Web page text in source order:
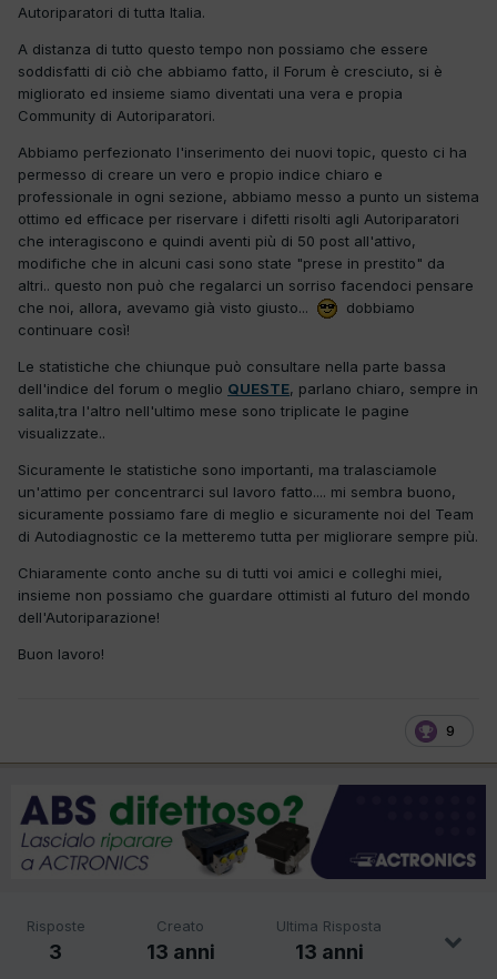
Autoriparatori di tutta Italia.
A distanza di tutto questo tempo non possiamo che essere
soddisfatti di ciò che abbiamo fatto, il Forum è cresciuto, si è
migliorato ed insieme siamo diventati una vera e propia
Community di Autoriparatori.
Abbiamo perfezionato l'inserimento dei nuovi topic, questo ci ha
permesso di creare un vero e propio indice chiaro e
professionale in ogni sezione, abbiamo messo a punto un sistema
ottimo ed efficace per riservare i difetti risolti agli Autoriparatori
che interagiscono e quindi aventi più di 50 post all'attivo,
modifiche che in alcuni casi sono state "prese in prestito" da
altri.. questo non può che regalarci un sorriso facendoci pensare
che noi, allora, avevamo già visto giusto...
dobbiamo
continuare così!
Le statistiche che chiunque può consultare nella parte bassa
dell'indice del forum o meglio QUESTE, parlano chiaro, sempre in
salita,tra l'altro nell'ultimo mese sono triplicate le pagine
visualizzate..
Sicuramente le statistiche sono importanti, ma tralasciamole
un'attimo per concentrarci sul lavoro fatto.... mi sembra buono,
sicuramente possiamo fare di meglio e sicuramente noi del Team
di Autodiagnostic ce la metteremo tutta per migliorare sempre più.
Chiaramente conto anche su di tutti voi amici e colleghi miei,
insieme non possiamo che guardare ottimisti al futuro del mondo
dell'Autoriparazione!
Buon lavoro!
9
Risposte
3
Creato
13 anni
Ultima Risposta
13 anni